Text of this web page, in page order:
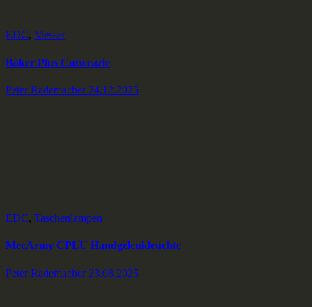
EDC, Messer
Böker Plus Cutweazle
Peter Rademacher 24.12.2025
EDC, Taschenlampen
MecArmy CPLU Handgelenkleuchte
Peter Rademacher 23.08.2025